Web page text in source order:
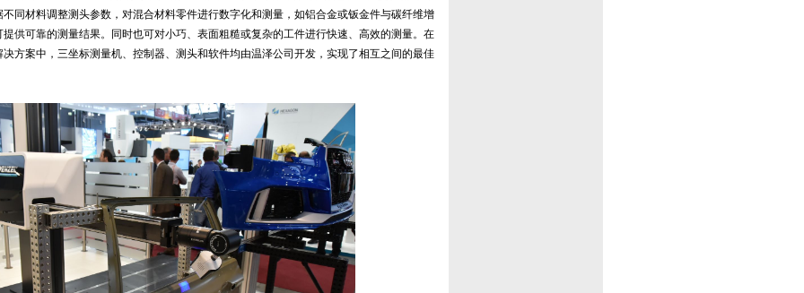
同材料调整测头参数，对混合材料零件进行数字化和测量，如铝合金或钣金件与碳纤维增
供可靠的测量结果。同时也可对小巧、表面粗糙或复杂的工件进行快速、高效的测量。在
方案中，三坐标测量机、控制器、测头和软件均由温泽公司开发，实现了相互之间的最佳